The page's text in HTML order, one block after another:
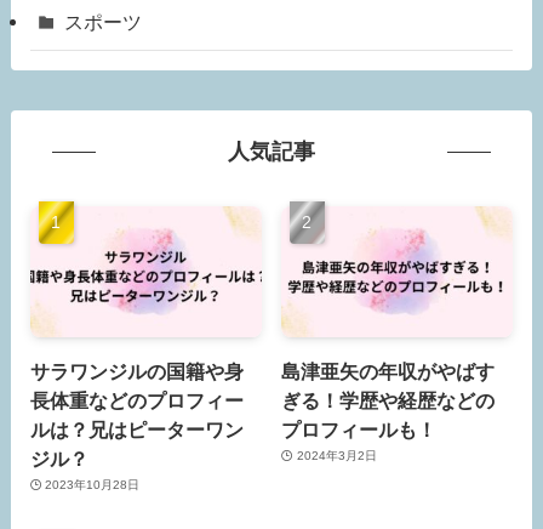
スポーツ
人気記事
サラワンジルの国籍や身
長体重などのプロフィー
ルは？兄はピーターワン
ジル？
2023年10月28日
島津亜矢の年収がやばす
ぎる！学歴や経歴などの
プロフィールも！
2024年3月2日